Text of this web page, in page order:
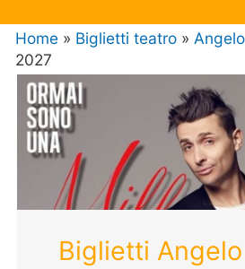
Home » Biglietti teatro »
2027
Biglietti